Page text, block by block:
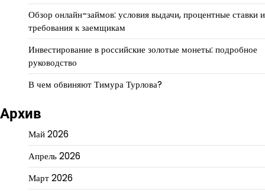
Обзор онлайн-займов: условия выдачи, процентные ставки и
требования к заемщикам
Инвестирование в российские золотые монеты: подробное
руководство
В чем обвиняют Тимура Турлова?
Архив
Май 2026
Апрель 2026
Март 2026